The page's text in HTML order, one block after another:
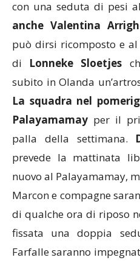
con una seduta di pesi
anche Valentina
può dirsi ricomposto e
di Lonneke Sloetjes
subito in Olanda
La squadra nel
Palayamamay per il
palla della settimana.
prevede la mattinata
nuovo al Palayamamay,
Marcon e compagne
di qualche ora di riposo
fissata una doppia
Farfalle saranno